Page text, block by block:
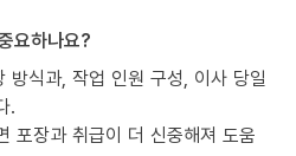
요하나요?
식과, 작업 인원 구성, 이사 당일
.
포장과 취급이 더 신중해져 도움